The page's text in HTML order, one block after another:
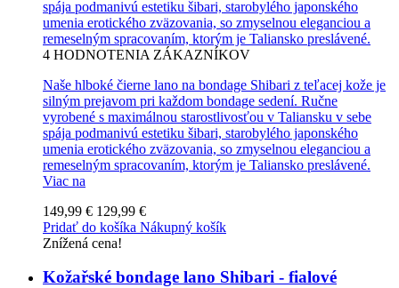
spája podmanivú estetiku šibari, starobylého japonského
umenia erotického zväzovania, so zmyselnou eleganciou a
remeselným spracovaním, ktorým je Taliansko preslávené.
4 HODNOTENIA ZÁKAZNÍKOV
Naše hlboké čierne lano na bondage Shibari z teľacej kože je
silným prejavom pri každom bondage sedení. Ručne
vyrobené s maximálnou starostlivosťou v Taliansku v sebe
spája podmanivú estetiku šibari, starobylého japonského
umenia erotického zväzovania, so zmyselnou eleganciou a
remeselným spracovaním, ktorým je Taliansko preslávené.
Viac na
149,99 € 129,99 €
Pridať do košíka Nákupný košík
Znížená cena!
Kožařské bondage lano Shibari - fialové